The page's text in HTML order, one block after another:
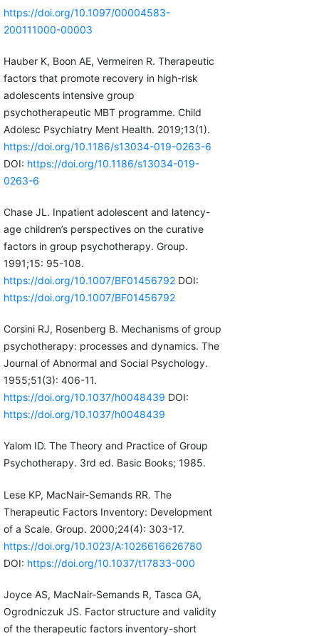
https://doi.org/10.1097/00004583-
200111000-00003
Hauber K, Boon AE, Vermeiren R. Therapeutic
factors that promote recovery in high-risk
adolescents intensive group
psychotherapeutic MBT programme. Child
Adolesc Psychiatry Ment Health. 2019;13(1).
https://doi.org/10.1186/s13034-019-0263-6
DOI: https://doi.org/10.1186/s13034-019-
0263-6
Chase JL. Inpatient adolescent and latency-
age children’s perspectives on the curative
factors in group psychotherapy. Group.
1991;15: 95-108.
https://doi.org/10.1007/BF01456792DOI:
https://doi.org/10.1007/BF01456792
Corsini RJ, Rosenberg B. Mechanisms of group
psychotherapy: processes and dynamics. The
Journal of Abnormal and Social Psychology.
1955;51(3): 406-11.
https://doi.org/10.1037/h0048439 DOI:
https://doi.org/10.1037/h0048439
Yalom ID. The Theory and Practice of Group
Psychotherapy. 3rd ed. Basic Books; 1985.
Lese KP, MacNair-Semands RR. The
Therapeutic Factors Inventory: Development
of a Scale. Group. 2000;24(4): 303-17.
https://doi.org/10.1023/A:1026616626780
DOI: https://doi.org/10.1037/t17833-000
Joyce AS, MacNair-Semands R, Tasca GA,
Ogrodniczuk JS. Factor structure and validity
of the therapeutic factors inventory-short